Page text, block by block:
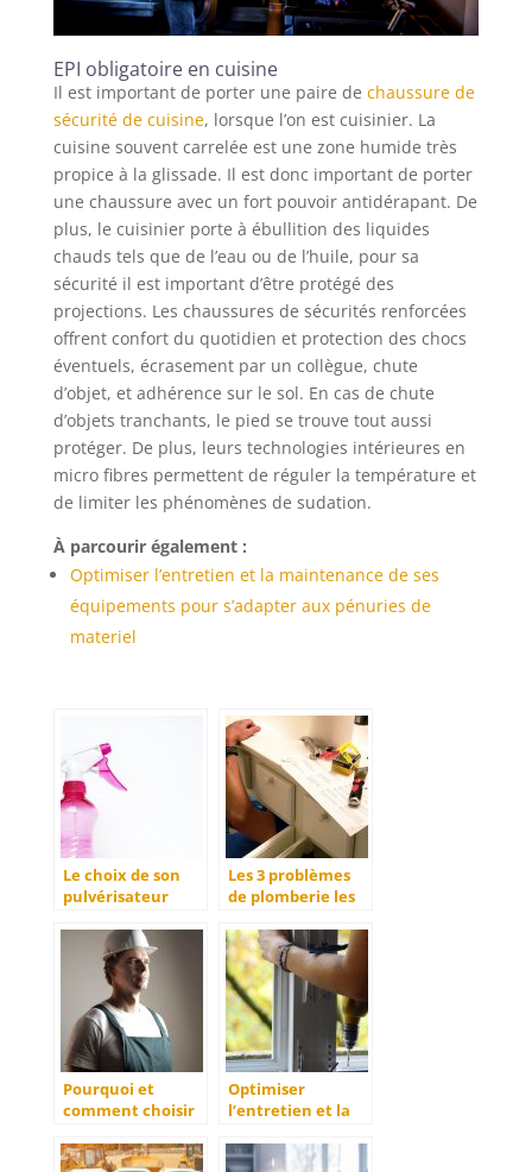
EPI obligatoire en cuisine
Il est important de porter une paire de chaussure de
sécurité de cuisine, lorsque l’on est cuisinier. La
cuisine souvent carrelée est une zone humide très
propice à la glissade. Il est donc important de porter
une chaussure avec un fort pouvoir antidérapant. De
plus, le cuisinier porte à ébullition des liquides
chauds tels que de l’eau ou de l’huile, pour sa
sécurité il est important d’être protégé des
projections. Les chaussures de sécurités renforcées
offrent confort du quotidien et protection des chocs
éventuels, écrasement par un collègue, chute
d’objet, et adhérence sur le sol. En cas de chute
d’objets tranchants, le pied se trouve tout aussi
protéger. De plus, leurs technologies intérieures en
micro fibres permettent de réguler la température et
de limiter les phénomènes de sudation.
À parcourir également :
Optimiser l’entretien et la maintenance de ses
équipements pour s’adapter aux pénuries de
materiel
Le choix de son
pulvérisateur
Les 3 problèmes
de plomberie les
Pourquoi et
comment choisir
chantier ?
Optimiser
l’entretien et la
ses équipements